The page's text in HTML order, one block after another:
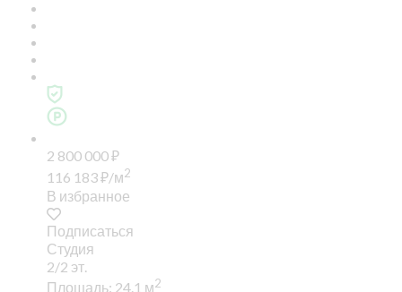
2 800 000₽
116 183₽/м2
В избранное
Подписаться
Студия
2/2 эт.
Площадь: 24.1 м2